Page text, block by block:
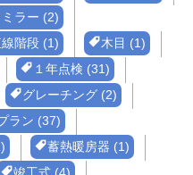
ラー (2)
階段 (1)
木目 (1)
１年点検 (31)
グレーチング (2)
ラン (37)
蓄熱暖房器 (1)